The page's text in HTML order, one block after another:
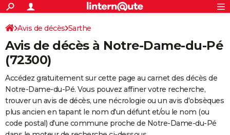
ACTUALITÉS
Politique
Société
Faits Divers
Education
Monde
Villes
+
SPORT
Coupe du monde 2026
Football
Tennis
Cyclisme
Rugby
Forum
FINANCE
Retraite
Impôts
Epargne
Immobilier
Risques naturels par ville
Banque
Assurance
Crédit
Essais
Réserver un essai
Citadines
Berlines
SUV
Forum auto
+
HIGH-TECH
Avis de décès Sarthe
Avis de décès à Notre-Dame-du-Pé
(72300)
Accédez gratuitement sur cette page au carnet des décès de
Notre-Dame-du-Pé. Vous pouvez affiner votre recherche,
trouver un avis de décès, une nécrologie ou un avis d'obsèques
plus ancien en tapant le nom d'un défunt et/ou le nom (ou
code postal) d'une commune proche de Notre-Dame-du-Pé